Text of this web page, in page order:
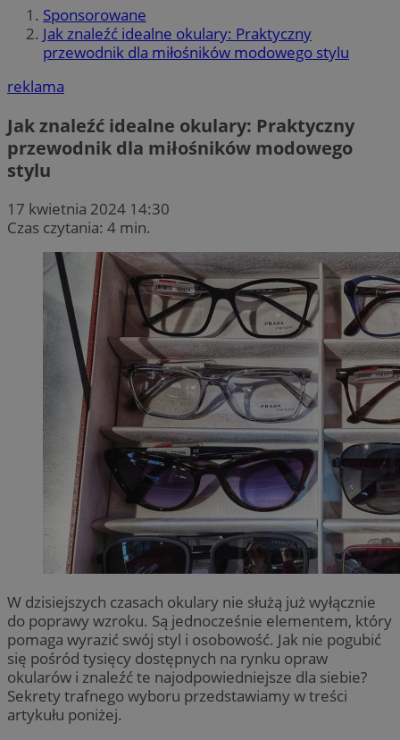
Sponsorowane
Jak znaleźć idealne okulary: Praktyczny
przewodnik dla miłośników modowego stylu
reklama
Jak znaleźć idealne okulary: Praktyczny
przewodnik dla miłośników modowego
stylu
17 kwietnia 2024 14:30
Czas czytania: 4 min.
W dzisiejszych czasach okulary nie służą już wyłącznie
do poprawy wzroku. Są jednocześnie elementem, który
pomaga wyrazić swój styl i osobowość. Jak nie pogubić
się pośród tysięcy dostępnych na rynku opraw
okularów i znaleźć te najodpowiedniejsze dla siebie?
Sekrety trafnego wyboru przedstawiamy w treści
artykułu poniżej.